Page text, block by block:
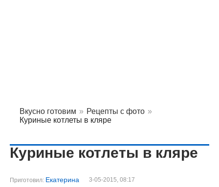
Вкусно готовим » Рецепты с фото »
Куриные котлеты в кляре
Куриные котлеты в кляре
Приготовил: Екатерина 3-05-2015, 08:17